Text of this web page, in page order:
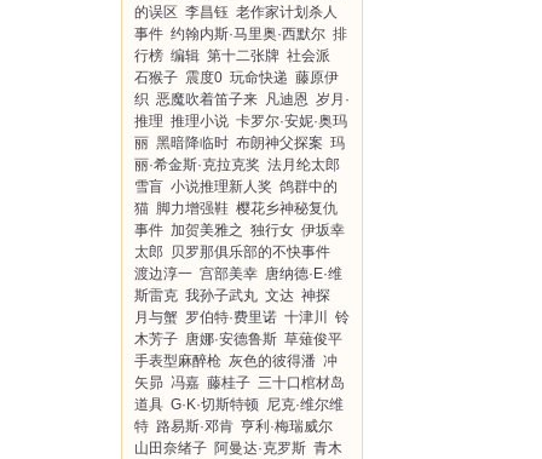
的误区 李昌钰 老作家计划杀人
事件 约翰内斯·马里奥·西默尔 排
行榜 编辑 第十二张牌 社会派
石猴子 震度0 玩命快递 藤原伊
织 恶魔吹着笛子来 凡迪恩 岁月·
推理 推理小说 卡罗尔·安妮·奥玛
丽 黑暗降临时 布朗神父探案 玛
丽·希金斯·克拉克奖 法月纶太郎
雪盲 小说推理新人奖 鸽群中的
猫 脚力增强鞋 樱花乡神秘复仇
事件 加贺美雅之 独行女 伊坂幸
太郎 贝罗那俱乐部的不快事件
渡边淳一 宫部美幸 唐纳德·E·维
斯雷克 我孙子武丸 文达 神探
月与蟹 罗伯特·费里诺 十津川
铃
木芳子 唐娜·安德鲁斯 草薙俊平
手表型麻醉枪 灰色的彼得潘 冲
矢昴 冯嘉 藤桂子 三十口棺材岛
道具 G·K·切斯特顿 尼克·维尔维
特 路易斯·邓肯 亨利·梅瑞威尔
山田奈绪子 阿曼达·克罗斯 青木